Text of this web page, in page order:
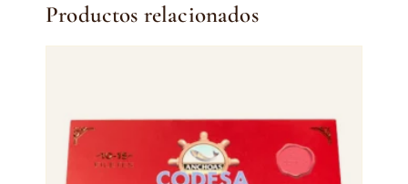
Productos relacionados